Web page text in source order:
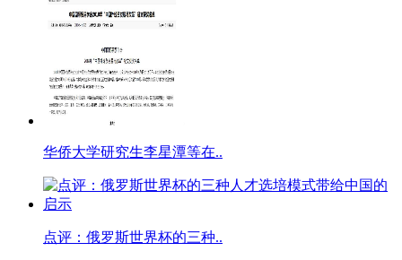
华侨大学研究生李星潭等在..
点评：俄罗斯世界杯的三种..